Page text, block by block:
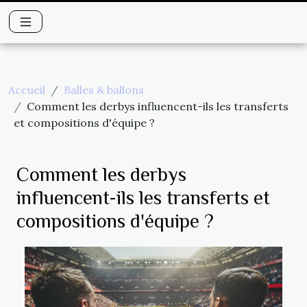
Accueil
Balles & ballons
Comment les derbys influencent-ils les transferts
et compositions d'équipe ?
Comment les derbys
influencent-ils les transferts et
compositions d'équipe ?